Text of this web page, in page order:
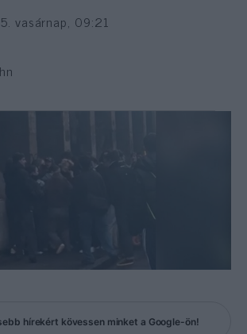
vasárnap, 09:21
hírekért kövessen minket a Google-ön!